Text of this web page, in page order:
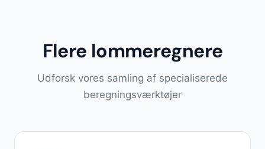
Flere lommeregnere
Udforsk vores samling af specialiserede
beregningsværktøjer